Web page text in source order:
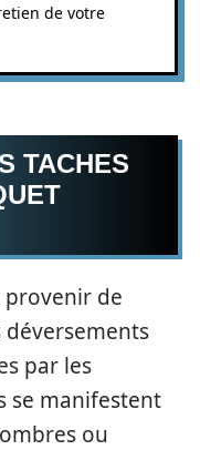
de votre
TACHES
provenir de
déversements
par les
se manifestent
ou